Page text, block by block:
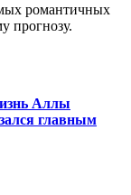
романтичных
прогнозу.
Аллы
главным